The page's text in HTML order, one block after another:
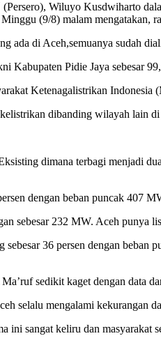
Wiluyo Kusdwiharto
(9/8) malam mengatakan,
ada di Aceh,semuanya sudah
Kabupaten Pidie Jaya sebesar
Ketenagalistrikan
dibanding wilayah lain
dimana terbagi menjadi
dengan beban puncak 407
sebesar 232 MW. Aceh punya
36 persen dengan
sedikit kaget dengan data
selalu mengalami kekurangan
ini sangat keliru dan masyarakat